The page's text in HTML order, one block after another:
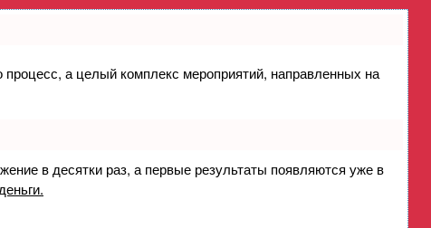
процесс, а целый комплекс мероприятий, направленных на
в десятки раз, а первые результаты появляются уже в
рециркуляции ОГ (EGR) -
A/B Correlation